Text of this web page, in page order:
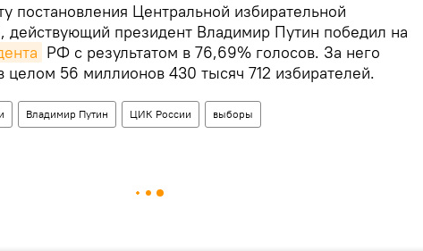
постановления Центральной избирательной
президент Владимир Путин победил на
РФ с результатом в 76,69% голосов. За него
целом 56 миллионов 430 тысяч 712 избирателей.
Владимир Путин ЦИК России выборы